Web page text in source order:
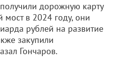
дорожную карту
в 2024 году, они
рублей на развитие
закупили
Гончаров.